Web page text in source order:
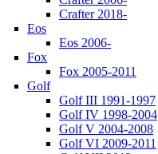
Crafter 2018-
Eos
Eos 2006-
Fox
Fox 2005-2011
Golf
Golf III 1991-1997
Golf IV 1998-2004
Golf V 2004-2008
Golf VI 2009-2011